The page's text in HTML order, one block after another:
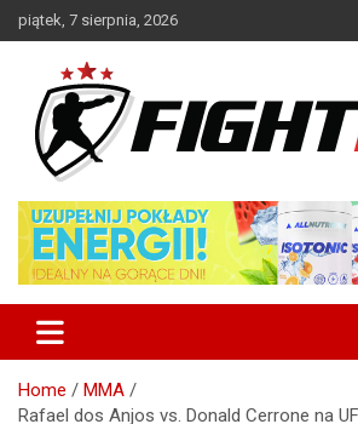
Skip
to
piątek, 7 sierpnia, 2026
FIGHT24.PL – MMA
Home
MMA
Rafael dos Anjos vs. Donald Cerrone na